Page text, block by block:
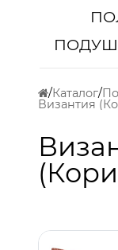
Каталог
Византия